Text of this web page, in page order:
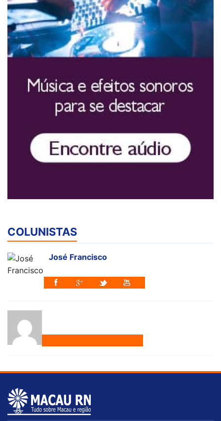
COLUNISTAS
José Francisco